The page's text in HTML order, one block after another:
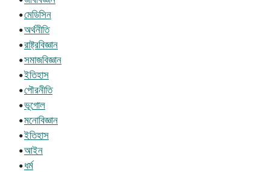
•মেডিসিন
•অর্থনীতি
•রাষ্ট্রবিজ্ঞান
•সমাজবিজ্ঞান
•ইতিহাস
•পৌরনীতি
•ভূগোল
•মনোবিজ্ঞান
•ইতিহাস
•আইন
•ধর্ম